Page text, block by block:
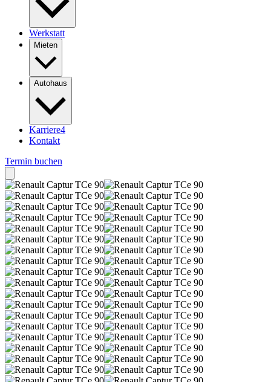
Werkstatt
Mieten
Autohaus
Karriere4
Kontakt
Termin buchen